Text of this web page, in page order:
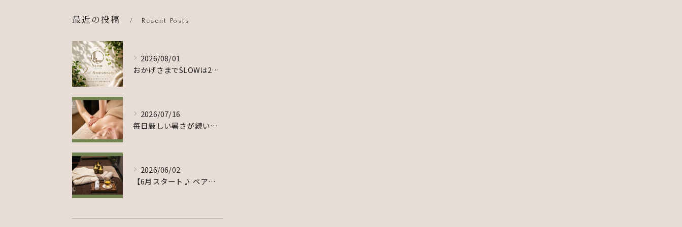
最近の投稿 Recent Posts
2026/08/01
おかげさまでSLOWは2周年を迎えました☺️🙌
2026/07/16
毎日厳しい暑さが続いていますが、皆さま体調はいかがでしょうか...
2026/06/02
【6月スタート♪ ペアでのご利用をご希望のお客様へ】